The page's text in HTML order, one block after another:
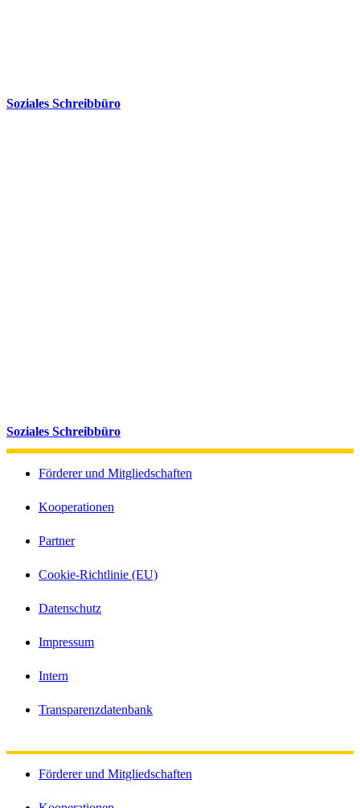
Soziales Schreibbüro
Soziales Schreibbüro
Förderer und Mitgliedschaften
Kooperationen
Partner
Cookie-Richtlinie (EU)
Datenschutz
Impressum
Intern
Transparenzdatenbank
Förderer und Mitgliedschaften